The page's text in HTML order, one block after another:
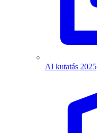
AI kutatás 2025